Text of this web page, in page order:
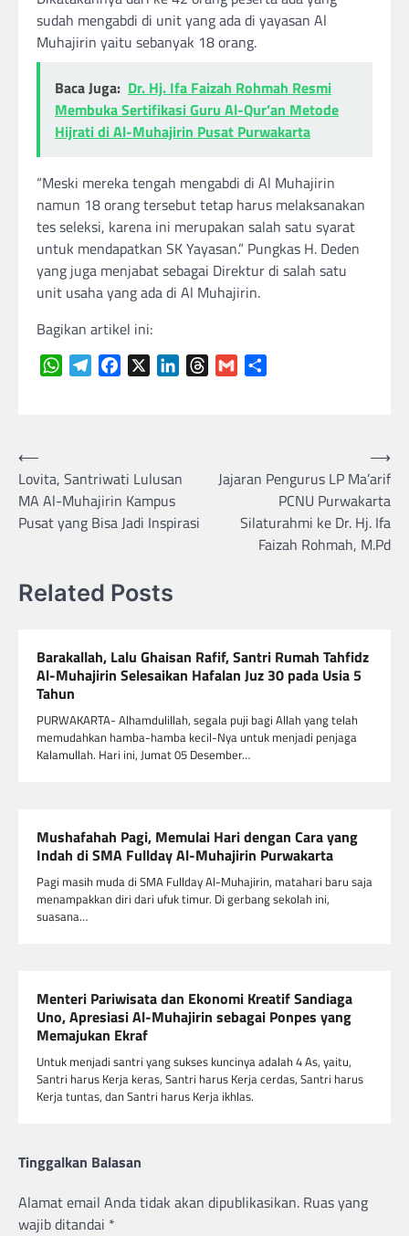
sudah mengabdi di unit yang ada di yayasan Al
Muhajirin yaitu sebanyak 18 orang.
Baca Juga: Dr. Hj. Ifa Faizah Rohmah Resmi
Membuka Sertifikasi Guru Al-Qur’an Metode
Hijrati di Al-Muhajirin Pusat Purwakarta
“Meski mereka tengah mengabdi di Al Muhajirin
namun 18 orang tersebut tetap harus melaksanakan
tes seleksi, karena ini merupakan salah satu syarat
untuk mendapatkan SK Yayasan.” Pungkas H. Deden
yang juga menjabat sebagai Direktur di salah satu
unit usaha yang ada di Al Muhajirin.
Bagikan artikel ini:
WhatsAppTelegramFacebook LinkedInThreads
Gmail
Navigasi
pos
⟵
Lovita, Santriwati Lulusan
MA Al-Muhajirin Kampus
Pusat yang Bisa Jadi Inspirasi
Jajaran Pengurus LP Ma’arif
PCNU Purwakarta
Silaturahmi ke Dr. Hj. Ifa
Faizah Rohmah, M.Pd
⟶
Related Posts
Barakallah, Lalu Ghaisan Rafif, Santri Rumah Tahfidz
Al-Muhajirin Selesaikan Hafalan Juz 30 pada Usia 5
Tahun
PURWAKARTA- Alhamdulillah, segala puji bagi Allah yang telah
memudahkan hamba-hamba kecil-Nya untuk menjadi penjaga
Kalamullah. Hari ini, Jumat 05 Desember…
Mushafahah Pagi, Memulai Hari dengan Cara yang
Indah di SMA Fullday Al-Muhajirin Purwakarta
Pagi masih muda di SMA Fullday Al-Muhajirin, matahari baru saja
menampakkan diri dari ufuk timur. Di gerbang sekolah ini,
suasana…
Menteri Pariwisata dan Ekonomi Kreatif Sandiaga
Uno, Apresiasi Al-Muhajirin sebagai Ponpes yang
Memajukan Ekraf
Untuk menjadi santri yang sukses kuncinya adalah 4 As, yaitu,
Santri harus Kerja keras, Santri harus Kerja cerdas, Santri harus
Kerja tuntas, dan Santri harus Kerja ikhlas.
Tinggalkan Balasan
Alamat email Anda tidak akan dipublikasikan. Ruas yang
wajib ditandai *